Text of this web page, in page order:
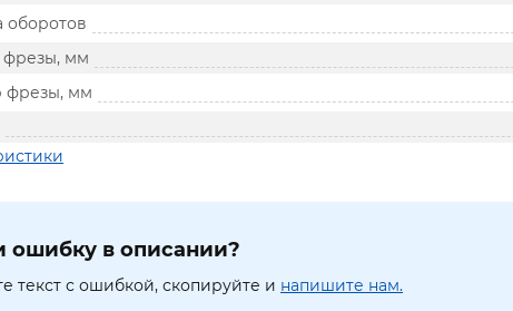
оборотов
фрезы, мм
фрезы, мм
ошибку в описании?
текст с ошибкой, скопируйте и напишите нам.